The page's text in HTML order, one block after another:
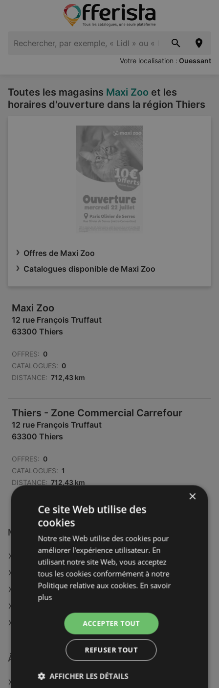
Votre localisation : Ouessant
Toutes les magasins Maxi Zoo et les
horaires d'ouverture dans la région Thiers
Offres de Maxi Zoo
Catalogues disponible de Maxi Zoo
Maxi Zoo
12 rue François Truffaut
63300 Thiers
OFFRES: 0
CATALOGUES: 0
DISTANCE: 712,43 km
Thiers - Zone Commercial Carrefour
12 rue François Truffaut
63300 Thiers
OFFRES: 0
CATALOGUES: 1
DISTANCE: 712,43 km
Magasins Maxi Zoo à :
Maxi Zoo à Redon
Maxi Zoo à Bordeaux
Maxi Zoo à Mende
Maxi Zoo à Torcy
À découvrir aussi
Offres de Maxi Zoo
×
Ce site Web utilise des
cookies
Notre site Web utilise des cookies pour
améliorer l'expérience utilisateur. En
utilisant notre site Web, vous acceptez
tous les cookies conformément à notre
Politique relative aux cookies. En savoir
plus
ACCEPTER TOUT
REFUSER TOUT
AFFICHER LES DÉTAILS